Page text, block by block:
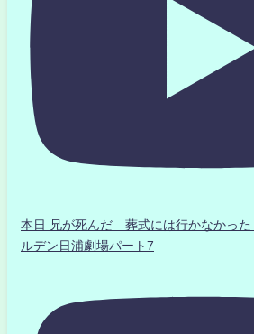
本日 兄が死んだ 葬式には行かなかっ
ルデン日浦劇場パート7